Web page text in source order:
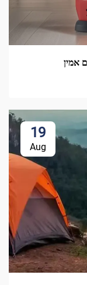
19
Aug